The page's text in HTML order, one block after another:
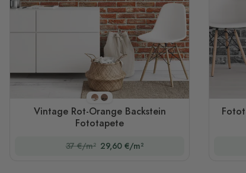
Stil 1Stil 2
Vintage Rot-Orange Backstein
Fototapete
37 €/m² 29,60 €/m²